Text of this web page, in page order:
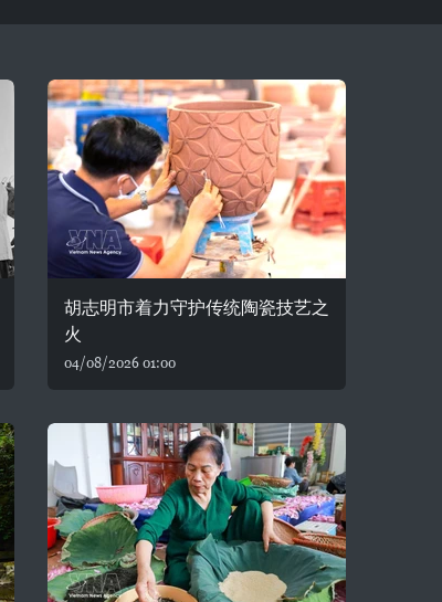
胡志明市着力守护传统陶瓷技艺之
火
04/08/2026 01:00